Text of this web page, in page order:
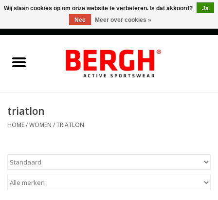
Accessories
Cadeaubonnen
triatlon
HOME/WOMEN /TRIATLON
Wij slaan cookies op om onze website te verbeteren. Is dat akkoord?
Ja
Nee
Meer over cookies »